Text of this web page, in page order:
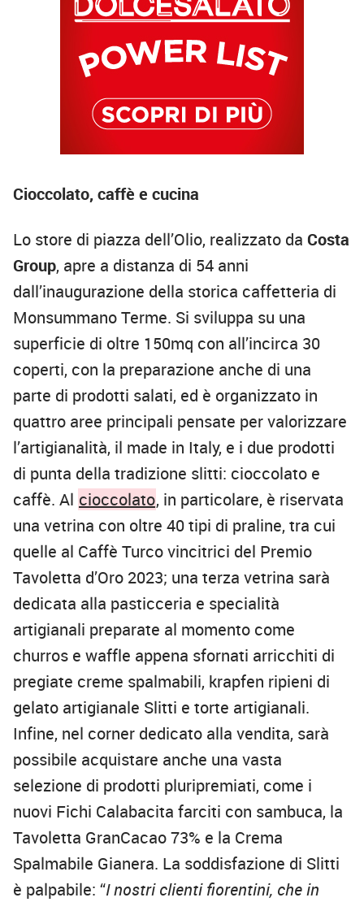
Cioccolato, caffè e cucina
Lo store di piazza dell’Olio, realizzato da Costa
Group, apre a distanza di 54 anni
dall’inaugurazione della storica caffetteria di
Monsummano Terme. Si sviluppa su una
superficie di oltre 150mq con all’incirca 30
coperti, con la preparazione anche di una
parte di prodotti salati, ed è organizzato in
quattro aree principali pensate per valorizzare
l’artigianalità, il made in Italy, e i due prodotti
di punta della tradizione slitti: cioccolato e
caffè. Al cioccolato, in particolare, è riservata
una vetrina con oltre 40 tipi di praline, tra cui
quelle al Caffè Turco vincitrici del Premio
Tavoletta d’Oro 2023; una terza vetrina sarà
dedicata alla pasticceria e specialità
artigianali preparate al momento come
churros e waffle appena sfornati arricchiti di
pregiate creme spalmabili, krapfen ripieni di
gelato artigianale Slitti e torte artigianali.
Infine, nel corner dedicato alla vendita, sarà
possibile acquistare anche una vasta
selezione di prodotti pluripremiati, come i
nuovi Fichi Calabacita farciti con sambuca, la
Tavoletta GranCacao 73% e la Crema
Spalmabile Gianera. La soddisfazione di Slitti
è palpabile: “I nostri clienti fiorentini, che in